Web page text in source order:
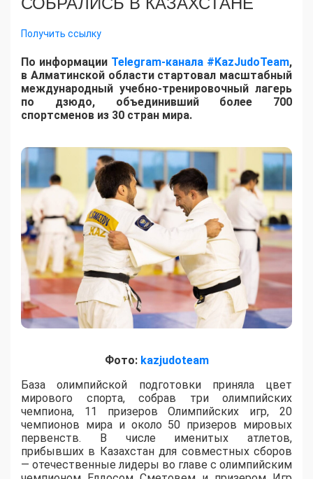
Получить ссылку
По информации Telegram-канала #KazJudoTeam,
в Алматинской области стартовал масштабный
международный учебно-тренировочный лагерь
по дзюдо, объединивший более 700
спортсменов из 30 стран мира.
Фото: kazjudoteam
База олимпийской подготовки приняла цвет
мирового спорта, собрав три олимпийских
чемпиона, 11 призеров Олимпийских игр, 20
чемпионов мира и около 50 призеров мировых
первенств. В числе именитых атлетов,
прибывших в Казахстан для совместных сборов
— отечественные лидеры во главе с олимпийским